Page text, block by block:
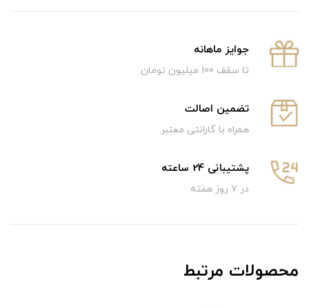
جوایز ماهانه
تا سقف 100 میلیون تومان
تضمین اصالت
همراه با گارانتی معتبر
پشتیبانی 24 ساعته
در 7 روز هفته
محصولات مرتبط